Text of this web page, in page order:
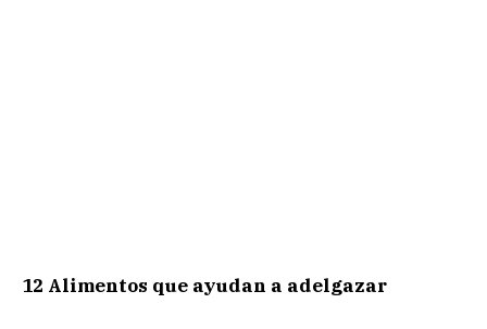
12 Alimentos que ayudan a adelgazar